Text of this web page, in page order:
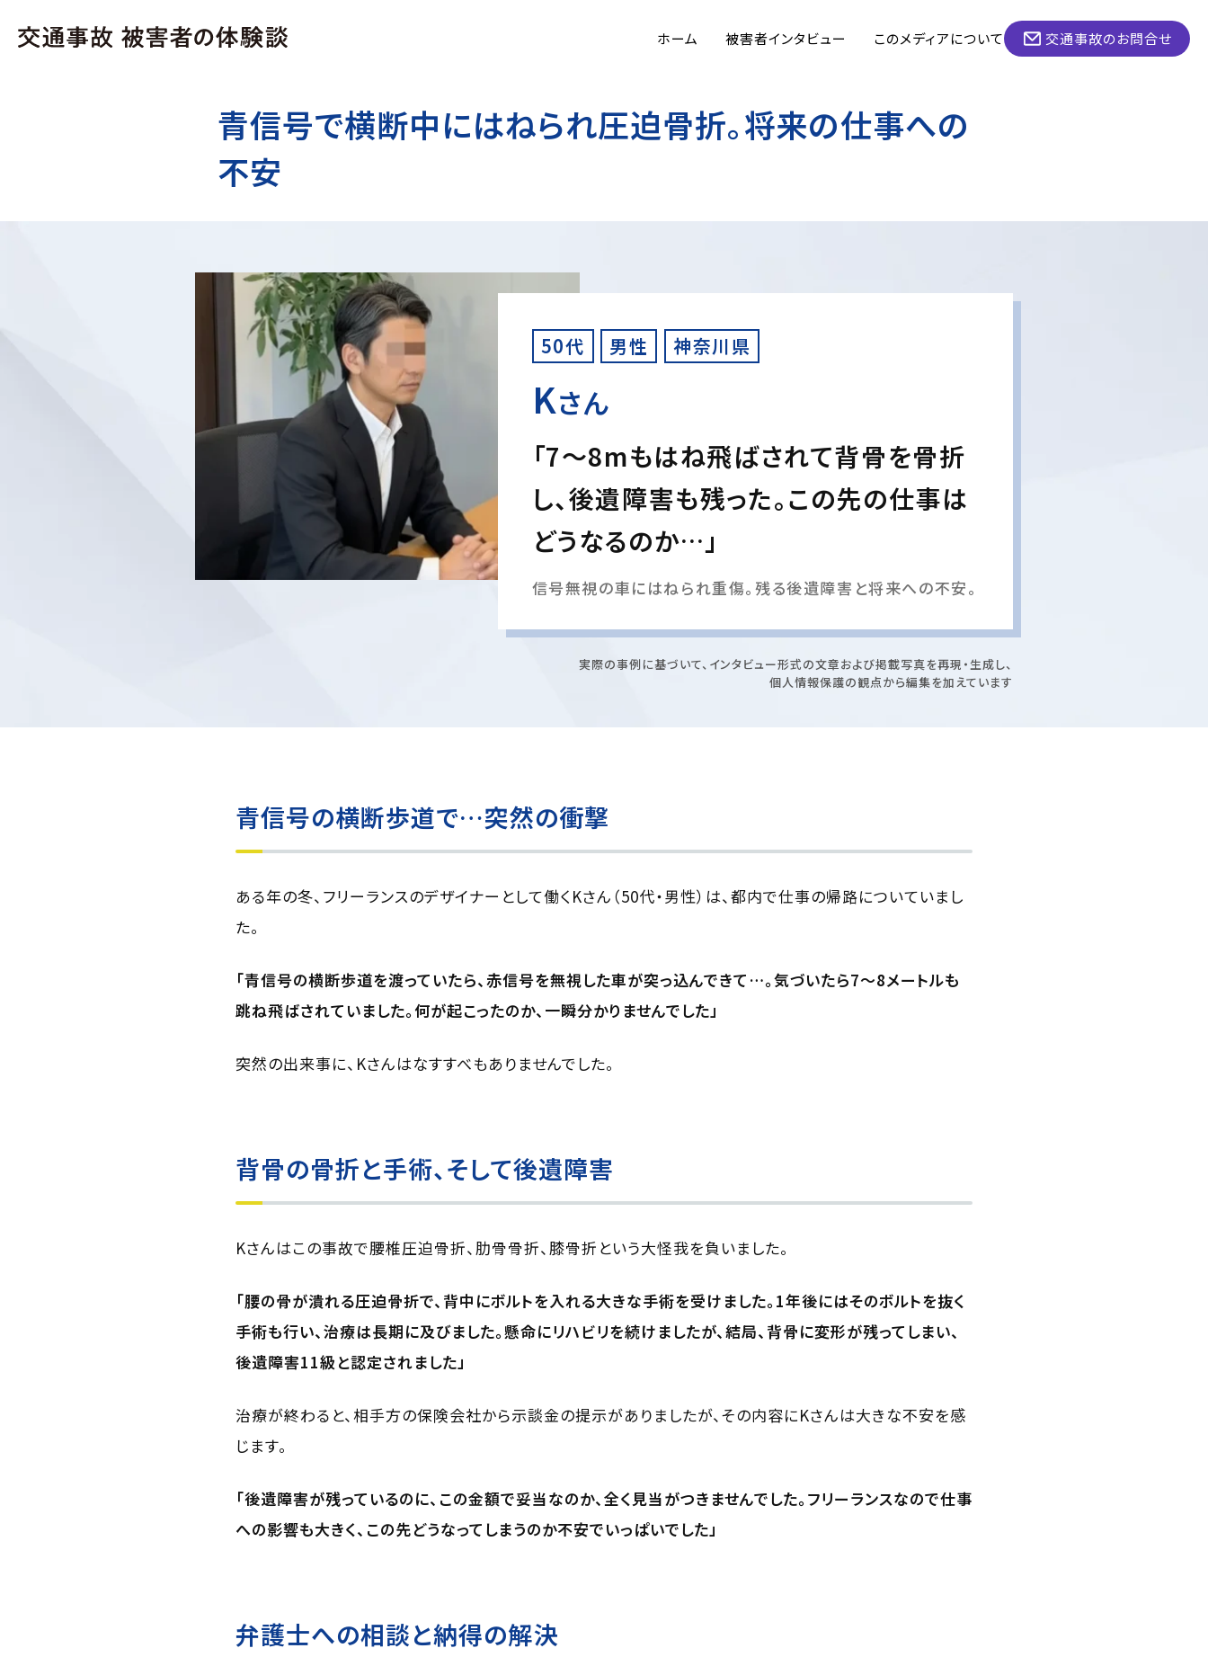
ホーム 被害者インタビュー このメディアについて 交通事故のお問合せ
青信号で横断中にはねられ圧迫骨折。将来の仕事への
不安
50代 男性 神奈川県
Kさん
「7〜8mもはね飛ばされて背骨を骨折
し、後遺障害も残った。この先の仕事は
どうなるのか…」
信号無視の車にはねられ重傷。残る後遺障害と将来への不安。
実際の事例に基づいて、インタビュー形式の文章および掲載写真を再現・生成し、
個人情報保護の観点から編集を加えています
青信号の横断歩道で…突然の衝撃
ある年の冬、フリーランスのデザイナーとして働くKさん（50代・男性）は、都内で仕事の帰路についていまし
た。
「青信号の横断歩道を渡っていたら、赤信号を無視した車が突っ込んできて…。気づいたら7〜8メートルも
跳ね飛ばされていました。何が起こったのか、一瞬分かりませんでした」
突然の出来事に、Kさんはなすすべもありませんでした。
背骨の骨折と手術、そして後遺障害
Kさんはこの事故で腰椎圧迫骨折、肋骨骨折、膝骨折という大怪我を負いました。
「腰の骨が潰れる圧迫骨折で、背中にボルトを入れる大きな手術を受けました。1年後にはそのボルトを抜く
手術も行い、治療は長期に及びました。懸命にリハビリを続けましたが、結局、背骨に変形が残ってしまい、
後遺障害11級と認定されました」
治療が終わると、相手方の保険会社から示談金の提示がありましたが、その内容にKさんは大きな不安を感
じます。
「後遺障害が残っているのに、この金額で妥当なのか、全く見当がつきませんでした。フリーランスなので仕事
への影響も大きく、この先どうなってしまうのか不安でいっぱいでした」
弁護士への相談と納得の解決